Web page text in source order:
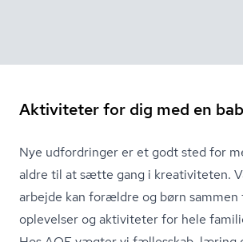
Aktiviteter for dig med en
Nye udfordringer er et godt sted for
aldre til at sætte gang i kreativiteten.
arbejde kan forældre og børn sammen
oplevelser og aktiviteter for hele